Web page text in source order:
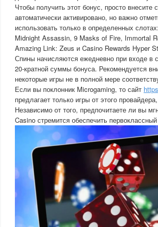
Чтобы получить этот бонус, просто
автоматически активировано, но важно
использовать только в определенных
Midnight Assassin, 9 Masks of Fire, Immortal
Amazing Link: Zeus и Casino Rewards Hyper
Спины начисляются ежедневно при входе в
20-кратной суммы бонуса. Рекомендуется
некоторые игры не в полной мере
Если вы поклонник Microgaming, то сайт
предлагает только игры от этого
Независимо от того, предпочитаете ли вы
Casino стремится обеспечить